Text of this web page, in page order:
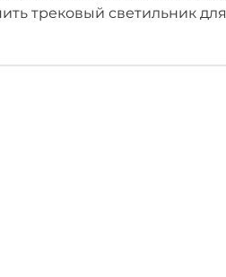
трековый светильник для